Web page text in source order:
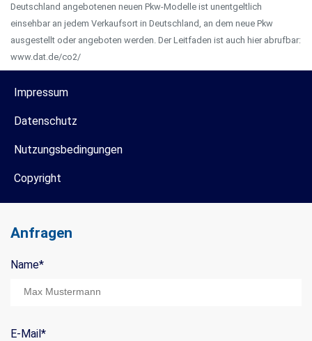
Deutschland angebotenen neuen Pkw-Modelle ist unentgeltlich
einsehbar an jedem Verkaufsort in Deutschland, an dem neue Pkw
ausgestellt oder angeboten werden. Der Leitfaden ist auch hier abrufbar:
www.dat.de/co2/
Impressum
Datenschutz
Nutzungsbedingungen
Copyright
Anfragen
Mail Title:
Name*
E-Mail*